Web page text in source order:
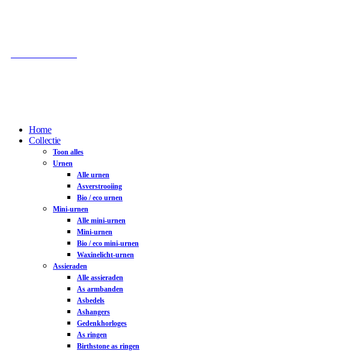
Home
Collectie
Toon alles
Urnen
Alle urnen
Asverstrooiing
Bio / eco urnen
Mini-urnen
Alle mini-urnen
Mini-urnen
Bio / eco mini-urnen
Waxinelicht-urnen
Assieraden
Alle assieraden
As armbanden
Asbedels
Ashangers
Gedenkhorloges
As ringen
Birthstone as ringen